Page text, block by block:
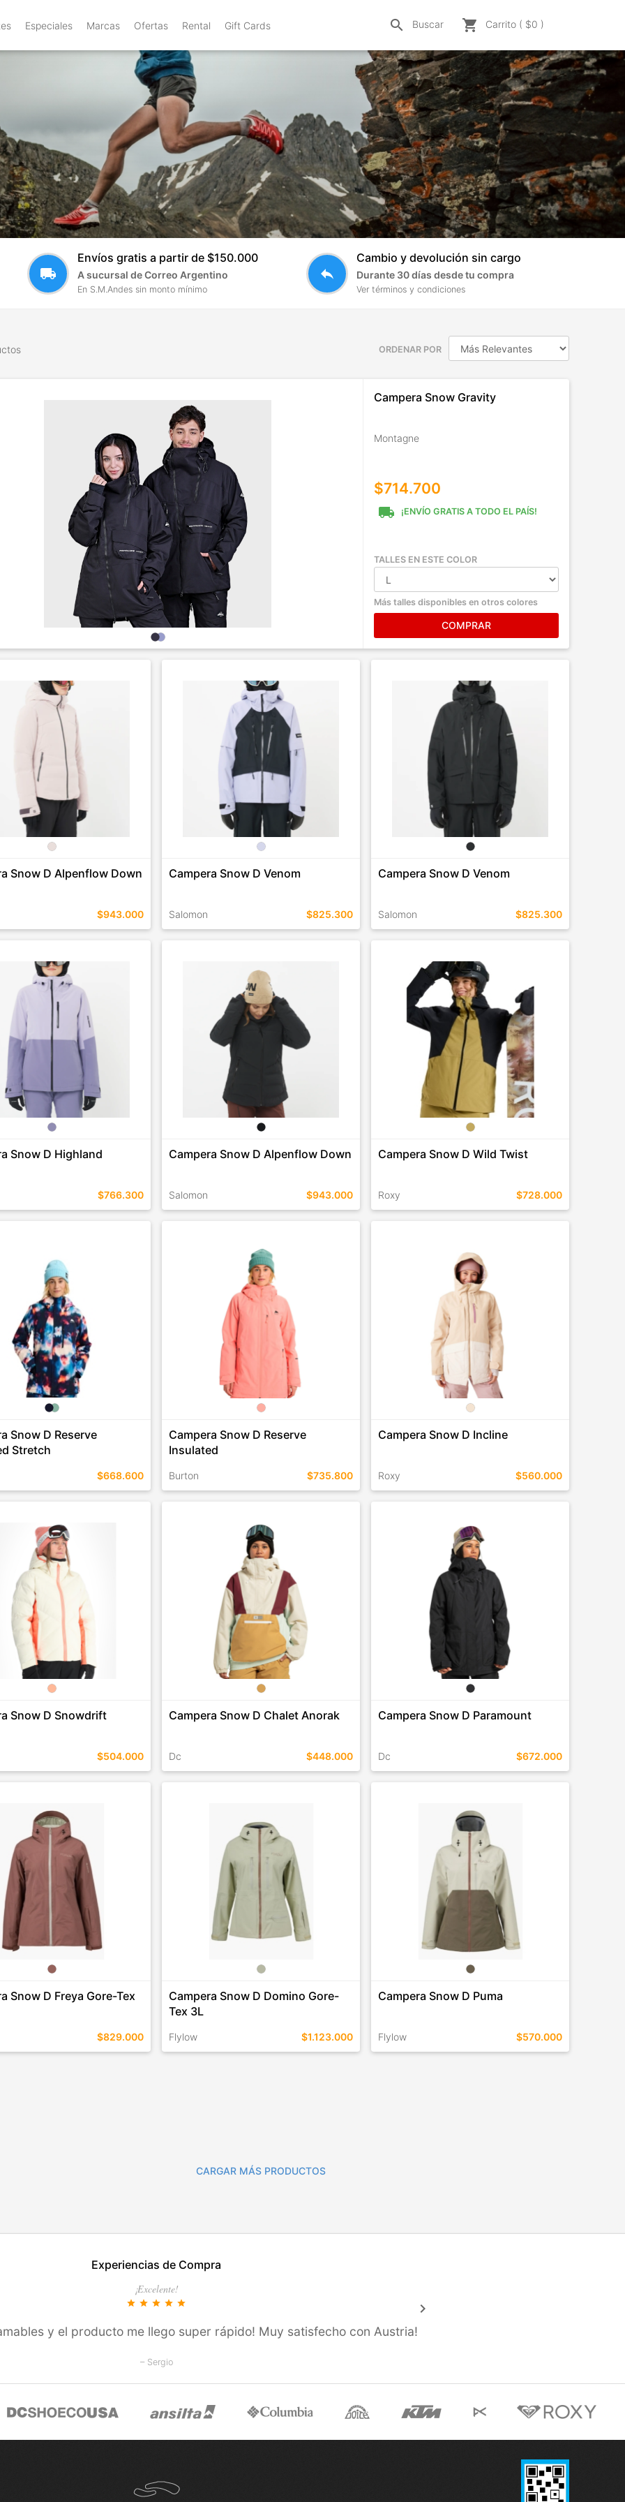
Especiales Marcas Ofertas Rental Gift Cards search Buscar shopping_cart Carrito ( $0 )
local_shipping
Envíos gratis a partir de $150.000
A sucursal de Correo Argentino
En S.M.Andes sin monto mínimo
reply
Cambio y devolución sin cargo
Durante 30 días desde tu compra
Ver términos y condiciones
ORDENAR POR
Campera Snow Gravity
Montagne
$714.700
local_shipping ¡ENVÍO GRATIS A TODO EL PAÍS!
TALLES EN ESTE COLOR
Más talles disponibles en otros colores
COMPRAR
Snow D Alpenflow Down
$943.000
COMPRAR
Campera Snow D Venom
Salomon $825.300
COMPRAR
Campera Snow D Venom
Salomon $825.300
COMPRAR
Snow D Highland
$766.300
COMPRAR
Campera Snow D Alpenflow Down
Salomon $943.000
COMPRAR
Campera Snow D Wild Twist
Roxy $728.000
COMPRAR
Snow D Reserve
Stretch
$668.600
COMPRAR
Campera Snow D Reserve
Insulated
Burton $735.800
COMPRAR
Campera Snow D Incline
Roxy $560.000
COMPRAR
Snow D Snowdrift
$504.000
COMPRAR
Campera Snow D Chalet Anorak
Dc $448.000
COMPRAR
Campera Snow D Paramount
Dc $672.000
COMPRAR
Snow D Freya Gore-Tex
$829.000
Campera Snow D Domino Gore-
Tex 3L
Flylow $1.123.000
Campera Snow D Puma
Flylow $570.000
CARGAR MÁS PRODUCTOS
Experiencias de Compra
¡Excelente!
star star star star star
y el producto me llego super rápido! Muy satisfecho con Austria!
– Sergio
keyboard_arrow_right